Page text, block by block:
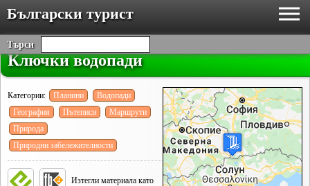
Български турист
Търси
Ключки водопади
Категории: Планини
Водопади
География
Пътеписи
Маршрути
Природа
Природни забележителности
Изтегли материала като